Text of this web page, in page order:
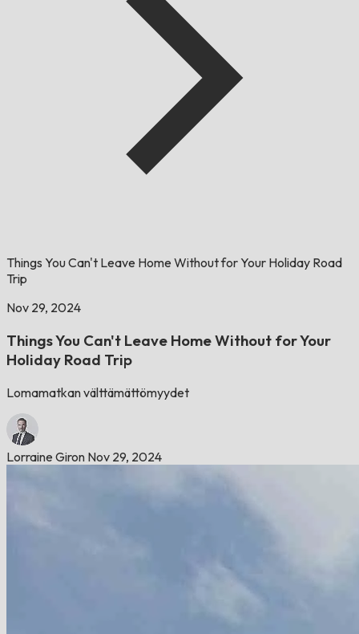
Things You Can't Leave Home Without for Your Holiday Road
Trip
Nov 29, 2024
Things You Can't Leave Home Without for Your
Holiday Road Trip
Lomamatkan välttämättömyydet
Lorraine Giron Nov 29, 2024